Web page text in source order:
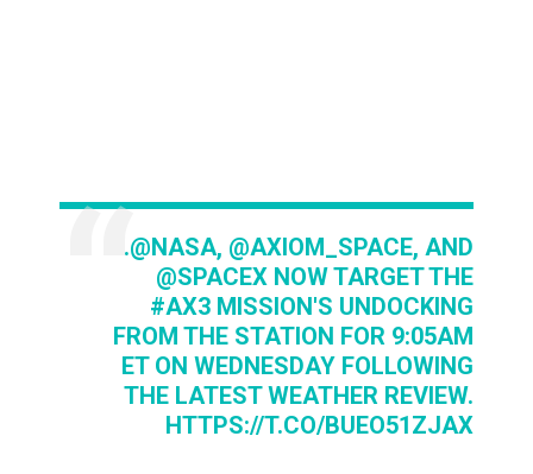
.@NASA, @AXIOM_SPACE, AND
@SPACEX NOW TARGET THE
#AX3 MISSION'S UNDOCKING
FROM THE STATION FOR 9:05AM
ET ON WEDNESDAY FOLLOWING
THE LATEST WEATHER REVIEW.
HTTPS://T.CO/BUEO51ZJAX